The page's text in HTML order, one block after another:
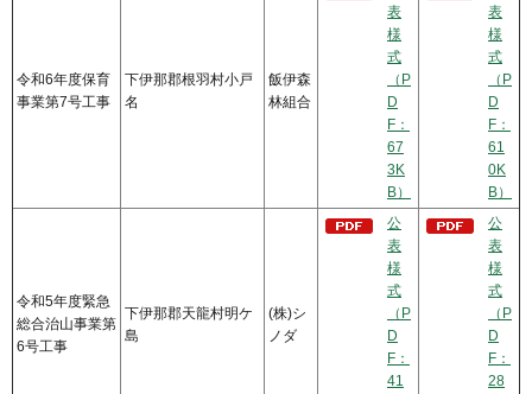
令和6年度保育
事業第7号工事
下伊那郡根羽村小戸
名
飯伊森
林組合
表
様
式
（P
D
F：
67
3K
B）
表
様
式
（P
D
F：
61
0K
B）
令和5年度緊急
総合治山事業第
6号工事
下伊那郡天龍村明ケ
島
(株)シ
ノダ
公
表
様
式
（P
D
F：
41
公
表
様
式
（P
D
F：
28